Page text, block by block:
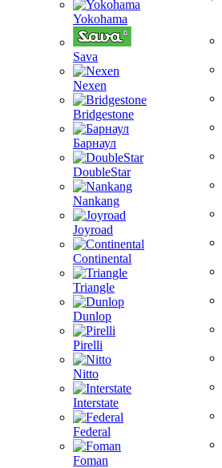
Yokohama
Sava
Nexen
Bridgestone
Барнаул
DoubleStar
Nankang
Joyroad
Continental
Triangle
Dunlop
Pirelli
Nitto
Interstate
Federal
Foman